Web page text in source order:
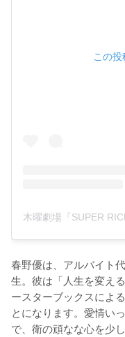
この
春野優は、アルバイト
生。彼は「人生を変え
ースターブックスによ
とになります。愛情い
で、衛の頑なな心を少